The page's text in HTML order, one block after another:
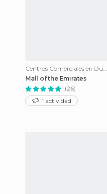
Centros Comerciales en Dubai
Mall of the Emirates
(26)
1 actividad